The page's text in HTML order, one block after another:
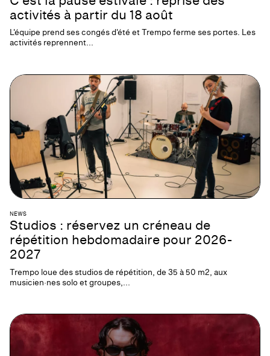
activités à partir du 18 août
L'équipe prend ses congés d'été et Trempo ferme ses portes. Les
activités reprennent...
NEWS
Studios : réservez un créneau de
répétition hebdomadaire pour 2026-
2027
Trempo loue des studios de répétition, de 35 à 50 m2, aux
musicien·nes solo et groupes,...